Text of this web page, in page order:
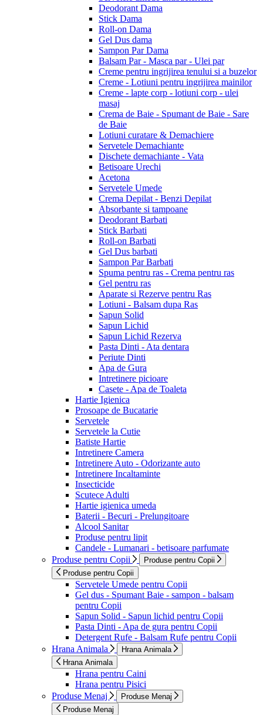
Deodorant Dama
Stick Dama
Roll-on Dama
Gel Dus dama
Sampon Par Dama
Balsam Par - Masca par - Ulei par
Creme pentru ingrijirea tenului si a buzelor
Creme - Lotiuni pentru ingrijirea mainilor
Creme - lapte corp - lotiuni corp - ulei
masaj
Crema de Baie - Spumant de Baie - Sare
de Baie
Lotiuni curatare & Demachiere
Servetele Demachiante
Dischete demachiante - Vata
Betisoare Urechi
Acetona
Servetele Umede
Crema Depilat - Benzi Depilat
Absorbante si tampoane
Deodorant Barbati
Stick Barbati
Roll-on Barbati
Gel Dus barbati
Sampon Par Barbati
Spuma pentru ras - Crema pentru ras
Gel pentru ras
Aparate si Rezerve pentru Ras
Lotiuni - Balsam dupa Ras
Sapun Solid
Sapun Lichid
Sapun Lichid Rezerva
Pasta Dinti - Ata dentara
Periute Dinti
Apa de Gura
Intretinere picioare
Casete - Apa de Toaleta
Hartie Igienica
Prosoape de Bucatarie
Servetele
Servetele la Cutie
Batiste Hartie
Intretinere Camera
Intretinere Auto - Odorizante auto
Intretinere Incaltaminte
Insecticide
Scutece Adulti
Hartie igienica umeda
Baterii - Becuri - Prelungitoare
Alcool Sanitar
Produse pentru lipit
Candele - Lumanari - betisoare parfumate
Produse pentru Copii
Produse pentru Copii
Produse pentru Copii
Servetele Umede pentru Copii
Gel dus - Spumant Baie - sampon - balsam
pentru Copii
Sapun Solid - Sapun lichid pentru Copii
Pasta Dinti - Apa de gura pentru Copii
Detergent Rufe - Balsam Rufe pentru Copii
Hrana Animala
Hrana Animala
Hrana Animala
Hrana pentru Caini
Hrana pentru Pisici
Produse Menaj
Produse Menaj
Produse Menaj